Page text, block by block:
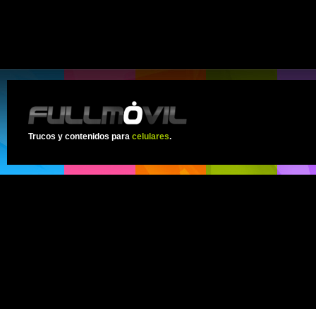
Trucos y contenidos para celulares.